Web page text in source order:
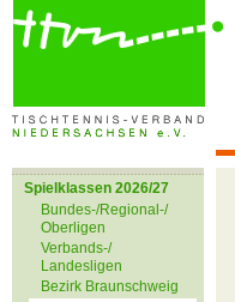
Spielklassen 2026/27
Bundes-/Regional-/
Oberligen
Verbands-/
Landesligen
Bezirk Braunschweig